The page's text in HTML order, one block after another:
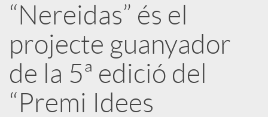
b
l
i
“Nereidas” és el
projecte guanyador
de la 5ª edició del
“Premi Idees